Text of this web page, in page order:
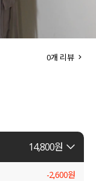
0개 리뷰
14,800원
-2,600원